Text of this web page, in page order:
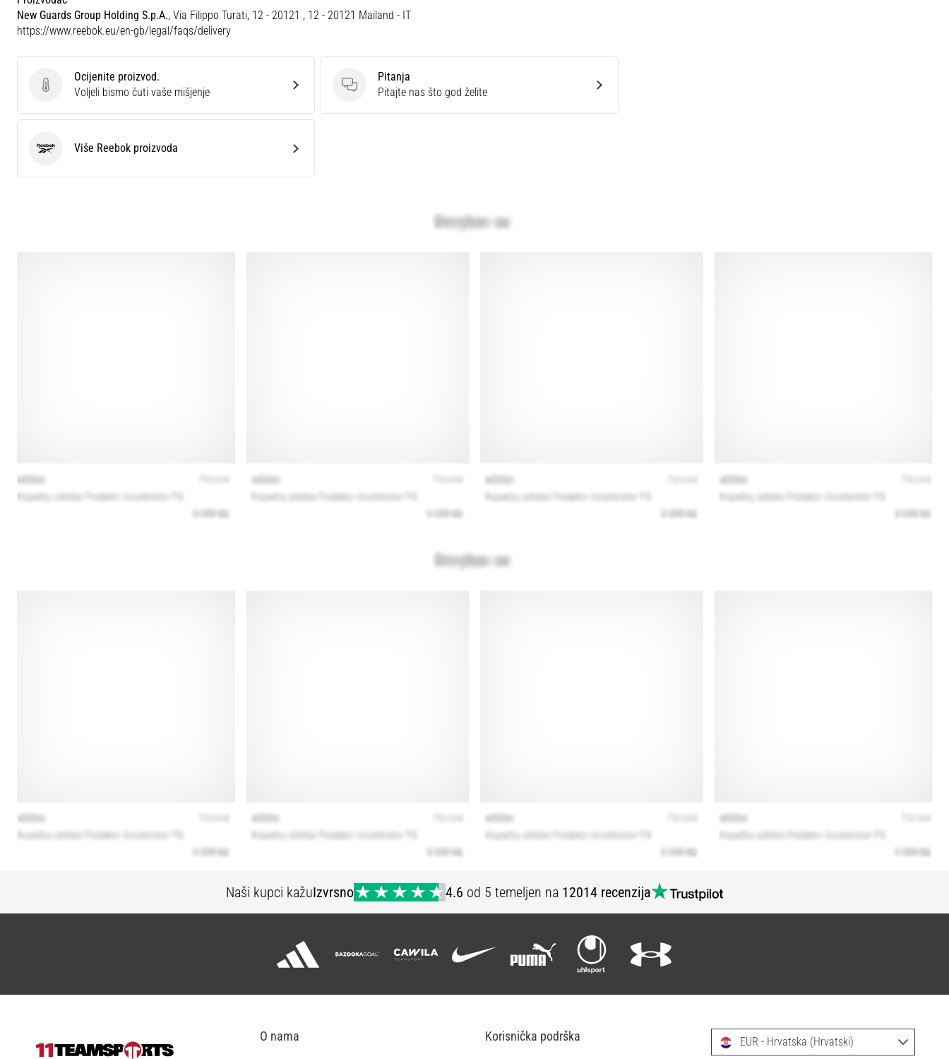
New Guards Group Holding S.p.A., Via Filippo Turati, 12 - 20121 , 12 - 20121 Mailand - IT
https://www.reebok.eu/en-gb/legal/faqs/delivery
Ocijenite proizvod.
Ocijenite proizvod.
Voljeli bismo čuti vaše mišjenje
Pitanja
Pitanja
Pitajte nas što god želite
ReebokViše Reebok proizvoda
Naši kupci kažuIzvrsno 4.6 od 5 temeljen na 12014 recenzija
O nama Korisnička podrška EUR - Hrvatska (Hrvatski)